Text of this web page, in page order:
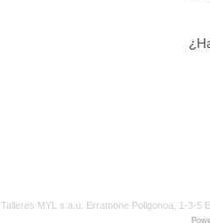
Talleres MYL s.a.u. Erramone Poligonoa, 1-3-5